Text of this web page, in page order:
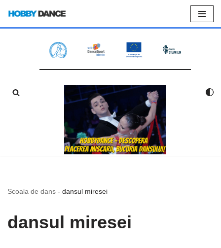
Sari
Scoala de dans - dansul miresei
dansul miresei